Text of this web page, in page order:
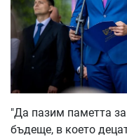
"Да пазим паметта
бъдеще, в което